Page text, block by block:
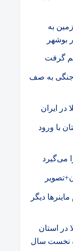
۱۵۷ قطعه زمین به
بوشهر
گرفت
جنگی به صف
در ایران
باغات در ۱۳ استان با ورود
می‌گیرد
دیگر
در استان
نخست سال